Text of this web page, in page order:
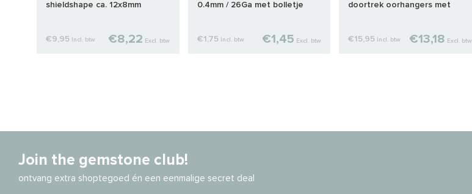
shieldshape ca. 12x8mm
€9,95 Incl. btw €8,22 Excl. btw
0.4mm / 26Ga met bolletje
€1,75 Incl. btw €1,45 Excl. btw
doortrek oorhangers met
€15,95 Incl. btw €13,18 Excl. btw
Join the gemstone club!
ontvang extra shoptegoed én een eenmalige secret deal